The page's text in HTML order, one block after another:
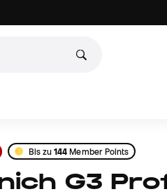
Bis zu144 Member Points